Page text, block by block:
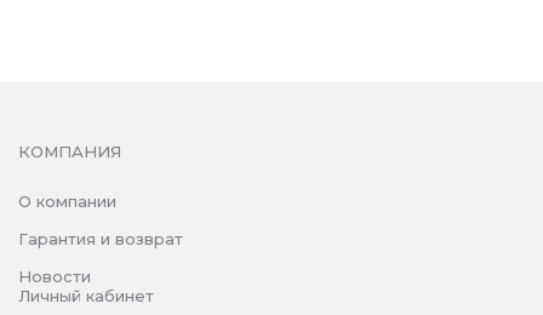
КОМПАНИЯ
О компании
Гарантия и возврат
Новости
Личный кабинет